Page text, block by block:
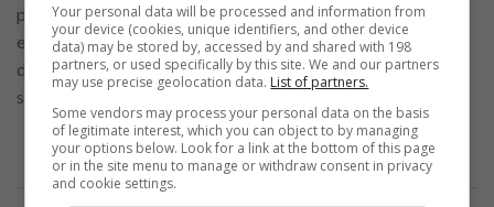
poste dans une boutique mettra l’accent sur le contact client
et la présentation. Cette personnalisation démontre une
démarche proactive et une compréhension des attentes
spécifiques du recruteur.
Your personal data will be processed and information from
your device (cookies, unique identifiers, and other device
data) may be stored by, accessed by and shared with 198
partners, or used specifically by this site. We and our partners
may use precise geolocation data. List of partners.
Some vendors may process your personal data on the basis
of legitimate interest, which you can object to by managing
your options below. Look for a link at the bottom of this page
or in the site menu to manage or withdraw consent in privacy
and cookie settings.